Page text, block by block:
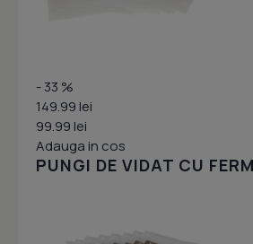
- 33 %
149.99 lei
99.99 lei
Adauga in cos
PUNGI DE VIDAT CU